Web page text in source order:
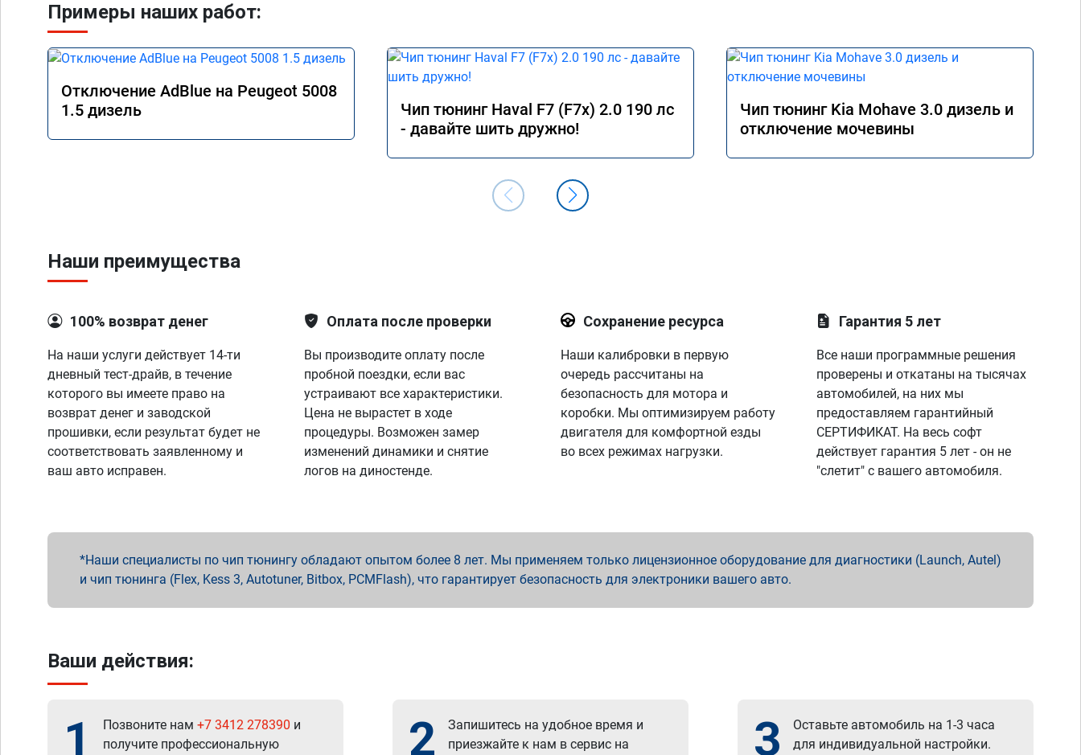
Примеры наших работ:
Отключение AdBlue на Peugeot 5008
1.5 дизель
Чип тюнинг Haval F7 (F7x) 2.0 190 лс
- давайте шить дружно!
Чип тюнинг Kia Mohave 3.0 дизель и
отключение мочевины
Наши преимущества
100% возврат денег
На наши услуги действует 14-ти
дневный тест-драйв, в течение
которого вы имеете право на
возврат денег и заводской
прошивки, если результат будет не
соответствовать заявленному и
ваш авто исправен.
Оплата после проверки
Вы производите оплату после
пробной поездки, если вас
устраивают все характеристики.
Цена не вырастет в ходе
процедуры. Возможен замер
изменений динамики и снятие
логов на диностенде.
Сохранение ресурса
Наши калибровки в первую
очередь рассчитаны на
безопасность для мотора и
коробки. Мы оптимизируем работу
двигателя для комфортной езды
во всех режимах нагрузки.
Гарантия 5 лет
Все наши программные решения
проверены и откатаны на тысячах
автомобилей, на них мы
предоставляем гарантийный
СЕРТИФИКАТ. На весь софт
действует гарантия 5 лет - он не
"слетит" с вашего автомобиля.
Наши специалисты по чип тюнингу обладают опытом более 8 лет. Мы применяем только лицензионное оборудование для диагностики (Launch, Autel)
и чип тюнинга (Flex, Kess 3, Autotuner, Bitbox, PCMFlash), что гарантирует безопасность для электроники вашего авто.
Ваши действия:
1 Позвоните нам +7 3412 278390 и
получите профессиональную
2
Запишитесь на удобное время и
приезжайте к нам в сервис на
3
Оставьте автомобиль на 1-3 часа
для индивидуальной настройки.